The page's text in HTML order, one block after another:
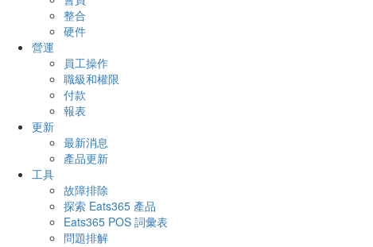
整合
硬件
營運
員工操作
職級和權限
付款
報表
更新
最新消息
產品更新
工具
故障排除
探索 Eats365 產品
Eats365 POS 詞彙表
問題排解